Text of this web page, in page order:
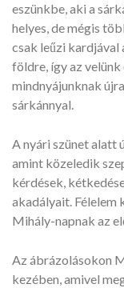
eszünkbe, aki a
helyes, de mégis
csak leűzi kardjával
földre, így az
mindnyájunknak
sárkánnyal.
A nyári szünet alatt
amint közeledik
kérdések,
akadályait. Félelem
Mihály-napnak az
Az ábrázolásokon
kezében, amivel